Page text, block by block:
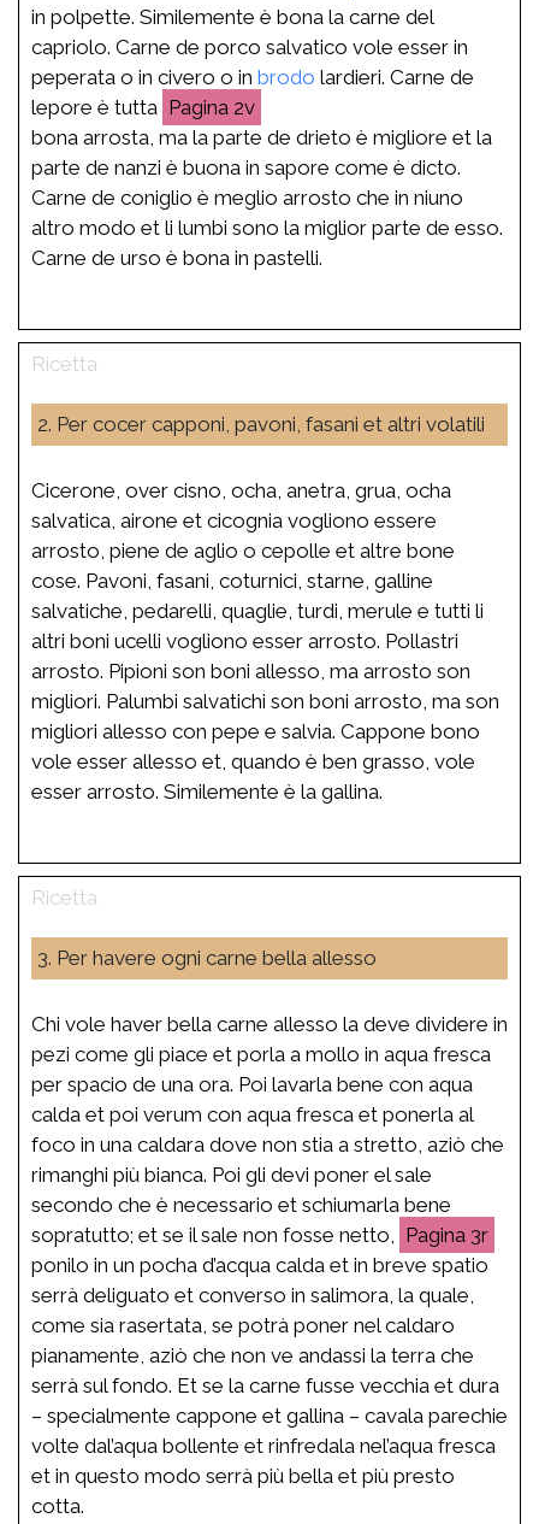
in polpette. Similemente è bona la carne del
capriolo. Carne de porco salvatico vole esser in
peperata o in civero o in brodo lardieri. Carne de
lepore è tutta
2v
bona arrosta, ma la parte de drieto è migliore et la
parte de nanzi è buona in sapore come è dicto.
Carne de coniglio è meglio arrosto che in niuno
altro modo et li lumbi sono la miglior parte de esso.
Carne de urso è bona in pastelli.
2. Per cocer capponi, pavoni, fasani et altri volatili
Cicerone, over cisno, ocha, anetra, grua, ocha
salvatica, airone et cicognia vogliono essere
arrosto, piene de aglio o cepolle et altre bone
cose. Pavoni, fasani, coturnici, starne, galline
salvatiche, pedarelli, quaglie, turdi, merule e tutti li
altri boni ucelli vogliono esser arrosto. Pollastri
arrosto. Pipioni son boni allesso, ma arrosto son
migliori. Palumbi salvatichi son boni arrosto, ma son
migliori allesso con pepe e salvia. Cappone bono
vole esser allesso et, quando è ben grasso, vole
esser arrosto. Similemente è la gallina.
3. Per havere ogni carne bella allesso
Chi vole haver bella carne allesso la deve dividere in
pezi come gli piace et porla a mollo in aqua fresca
per spacio de una ora. Poi lavarla bene con aqua
calda et poi verum con aqua fresca et ponerla al
foco in una caldara dove non stia a stretto, aziò che
rimanghi più bianca. Poi gli devi poner el sale
secondo che è necessario et schiumarla bene
sopratutto; et se il sale non fosse netto,
3r
ponilo in un pocha d’acqua calda et in breve spatio
serrà deliguato et converso in salimora, la quale,
come sia rasertata, se potrà poner nel caldaro
pianamente, aziò che non ve andassi la terra che
serrà sul fondo. Et se la carne fusse vecchia et dura
– specialmente cappone et gallina – cavala parechie
volte dal’aqua bollente et rinfredala nel’aqua fresca
et in questo modo serrà più bella et più presto
cotta.